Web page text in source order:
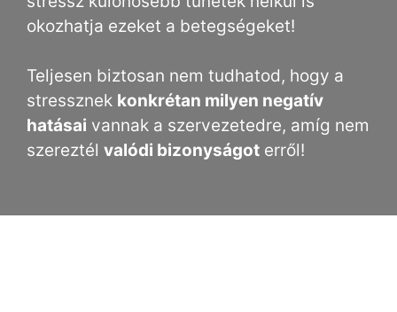
okozhatja ezeket a betegségeket!
Teljesen biztosan nem tudhatod, hogy a
stressznek konkrétan milyen negatív
hatásai vannak a szervezetedre, amíg nem
szereztél valódi bizonyságot erről!